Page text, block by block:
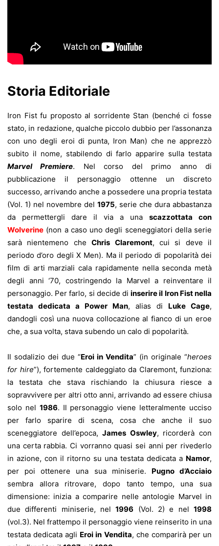
Storia Editoriale
Iron Fist fu proposto al sorridente Stan (benché ci fosse
stato, in redazione, qualche piccolo dubbio per l’assonanza
con uno degli eroi di punta, Iron Man) che ne apprezzò
subito il nome, stabilendo di farlo apparire sulla testata
Marvel Premiere. Nel corso del primo anno di
pubblicazione il personaggio ottenne un discreto
successo, arrivando anche a possedere una propria testata
(Vol. 1) nel novembre del 1975, serie che dura abbastanza
da permettergli dare il via a una scazzottata con
Wolverine (non a caso uno degli sceneggiatori della serie
sarà nientemeno cheChris Claremont, cui si deve il
periodo d’oro degli X Men). Ma il periodo di popolarità dei
film di arti marziali cala rapidamente nella seconda metà
degli anni ‘70, costringendo la Marvel a reinventare il
personaggio. Per farlo, si decide diinserire il Iron Fist nella
testata dedicata a Power Man, alias di Luke Cage,
dandogli così una nuova collocazione al fianco di un eroe
che, a sua volta, stava subendo un calo di popolarità.
Il sodalizio dei due “Eroi in Vendita” (in originale “heroes
for hire”), fortemente caldeggiato da Claremont, funziona:
la testata che stava rischiando la chiusura riesce a
sopravvivere per altri otto anni, arrivando ad essere chiusa
solo nel 1986. Il personaggio viene letteralmente ucciso
per farlo sparire di scena, cosa che anche il suo
sceneggiatore dell’epoca,James Oswley, ricorderà con
una certa rabbia. Ci vorranno quasi sei anni per rivederlo
in azione, con il ritorno su una testata dedicata a Namor,
per poi ottenere una sua miniserie. Pugno d’Acciaio
sembra allora ritrovare, dopo tanto tempo, una sua
dimensione: inizia a comparire nelle antologie Marvel in
due differenti miniserie, nel1996 (Vol. 2) e nel1998
(vol.3). Nel frattempo il personaggio viene reinserito in una
testata dedicata agli Eroi in Vendita, che comparirà per un